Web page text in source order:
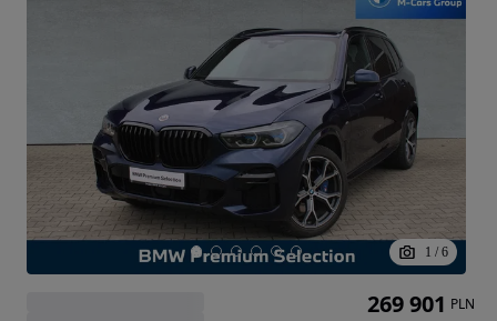
1 / 6
269 901 PLN